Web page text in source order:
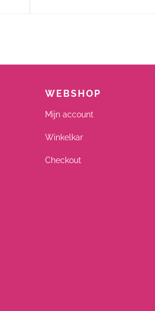
WEBSHOP
Mijn account
Winkelkar
Checkout